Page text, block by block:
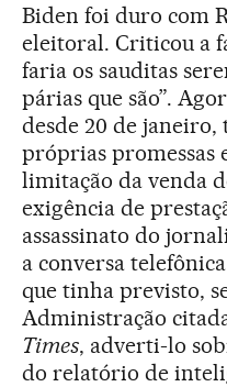
Biden foi duro com
eleitoral. Criticou a
faria os sauditas
párias que são”.
desde 20 de janeiro,
próprias promessas
limitação da venda
exigência de
assassinato do
a conversa
que tinha previsto,
Administração
Times, adverti-lo
do relatório de